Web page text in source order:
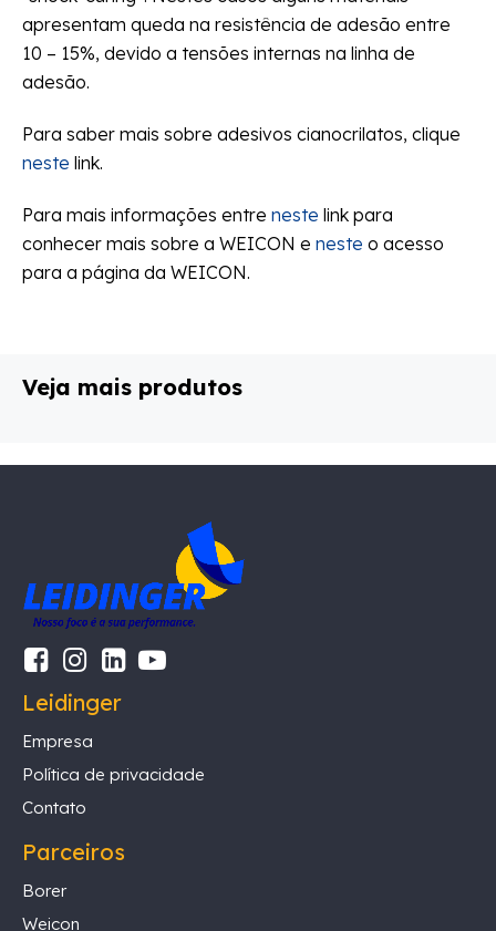
apresentam queda na resistência de adesão entre
10 – 15%, devido a tensões internas na linha de
adesão.
Para saber mais sobre adesivos cianocrilatos, clique
neste link.
Para mais informações entre neste link para
conhecer mais sobre a WEICON e neste o acesso
para a página da WEICON.
Veja mais produtos
Leidinger
Empresa
Política de privacidade
Contato
Parceiros
Borer
Weicon